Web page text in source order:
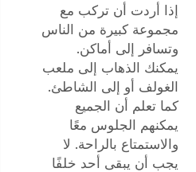
إذا أردت أن تركب مع
مجموعة كبيرة من الناس
وتسافر إلى أماكن.
يمكنك الذهاب إلى ملعب
الغولف أو إلى الشاطئ.
كما تعلم أن الجميع
يمكنهم الجلوس معًا
والاستمتاع بالراحة. لا
يجب أن يبقى أحد خلفًا